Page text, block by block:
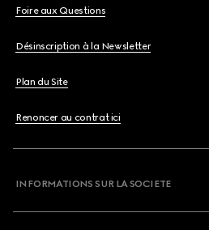
Foire aux Questions
Désinscription à la Newsletter
Plan du Site
Renoncer au contrat ici
INFORMATIONS SUR LA SOCIETE